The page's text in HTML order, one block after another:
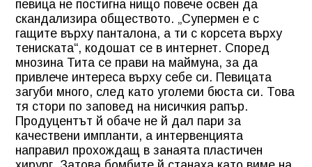
певица не постигна нищо повече освен да
скандализира обществото. „Супермен е с
гащите върху панталона, а ти с корсета върху
тениската“, кодошат се в интернет. Според
мнозина Тита се прави на маймуна, за да
привлече интереса върху себе си. Певицата
загуби много, след като уголеми бюста си. Това
тя стори по заповед на нисичкия рапър.
Продуцентът й обаче не й дал пари за
качествени импланти, а интервенцията
направил прохождащ в занаята пластичен